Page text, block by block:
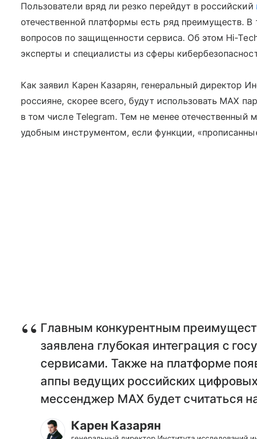
Пользователи вряд ли резко перейдут в российский
отечественной платформы есть ряд преимуществ. В
вопросов по защищенности сервиса. Об этом Hi-
эксперты и специалисты из сферы
Как заявил Карен Казарян, генеральный директор
россияне, скорее всего, будут использовать MAX
в том числе Telegram. Тем не менее отечественный
удобным инструментом, если функции,
Главным конкурентным
заявлена глубокая интеграция с
сервисами. Также на платформе
аппы ведущих российских
мессенджер MAX будет считаться
Карен Казарян